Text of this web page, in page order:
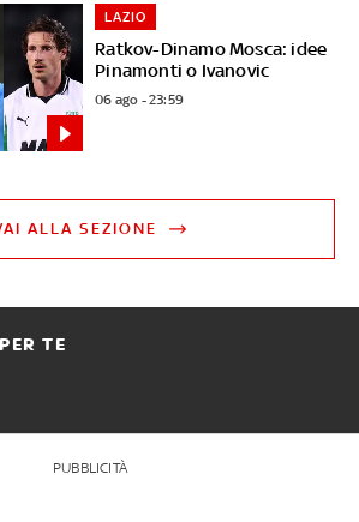
Ratkov-Dinamo Mosca: idee
Pinamonti o Ivanovic
LAZIO
06 ago - 23:59
ALLA SEZIONE
TE
PUBBLICITÀ